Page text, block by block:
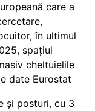
care a
în ultimul
spațiul
cheltuielile
date Eurostat
și posturi, cu 3